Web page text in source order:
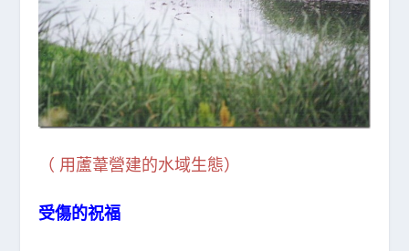
（ 用蘆葦營建的水域生態）
受傷的祝福